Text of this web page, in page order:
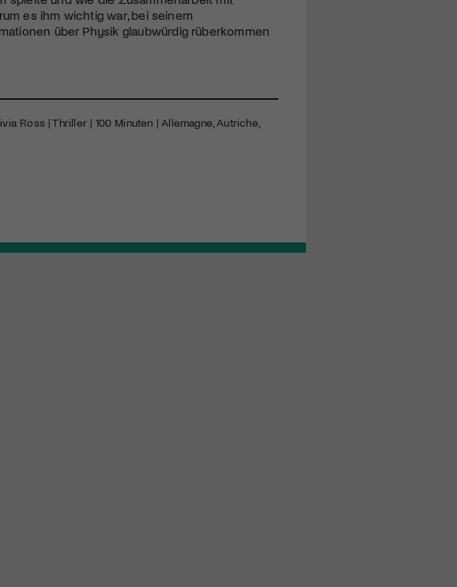
es ihm wichtig war, bei seinem
über Physik glaubwürdig rüberkommen
Ross | Thriller | 100 Minuten | Allemagne, Autriche,